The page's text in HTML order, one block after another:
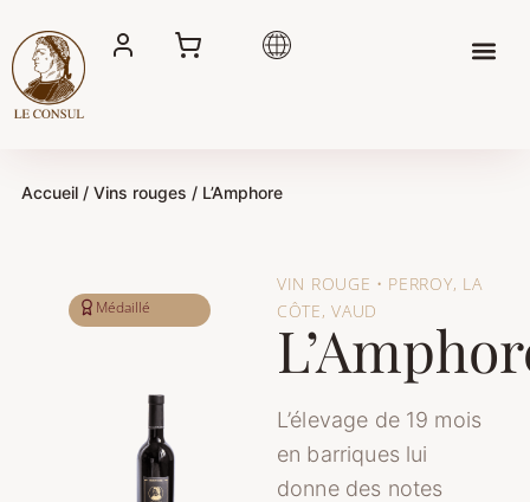
contenu
Accueil/ Vins rouges / L’Amphore
Médaillé
VIN ROUGE • PERROY, LA
CÔTE, VAUD
L’élevage de 19 mois
en barriques lui
donne des notes